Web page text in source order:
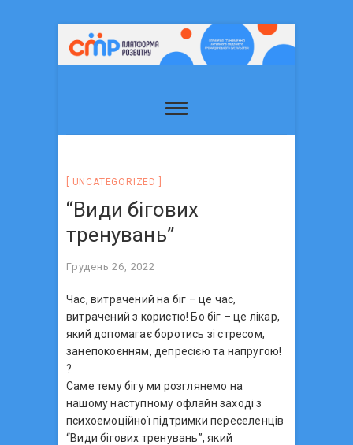
UNCATEGORIZED
“Види бігових
тренувань”
Грудень 26, 2022
Час, витрачений на біг – це час,
витрачений з користю! Бо біг – це лікар,
який допомагає боротись зі стресом,
занепокоєнням, депресією та напругою!
?
Саме тему бігу ми розглянемо на
нашому наступному офлайн заході з
психоемоційної підтримки переселенців
“Види бігових тренувань”, який